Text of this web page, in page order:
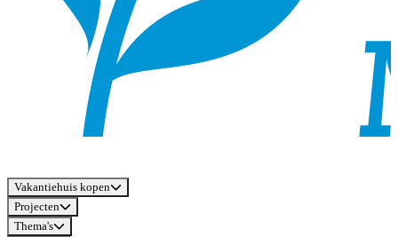
Vakantiehuis kopen
Projecten
Thema's